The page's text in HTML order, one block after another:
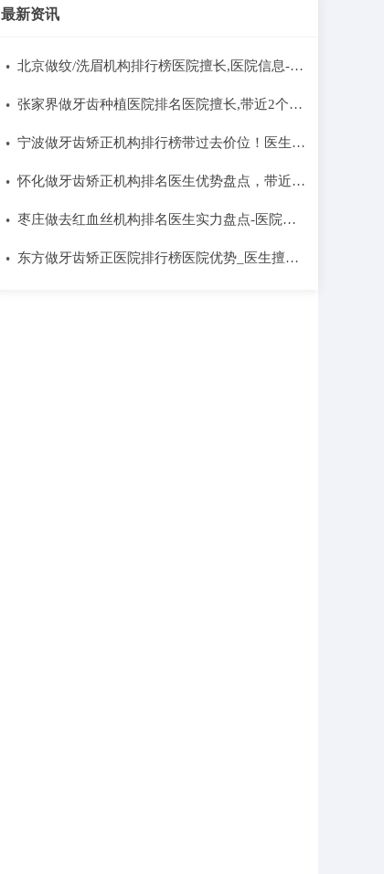
最新资讯
• 北京做纹/洗眉机构排行榜医院擅长,医院信息-医
• 张家界做牙齿种植医院排名医院擅长,带近2个季
• 宁波做牙齿矫正机构排行榜带过去价位！医生介
• 怀化做牙齿矫正机构排名医生优势盘点，带近6
• 枣庄做去红血丝机构排名医生实力盘点-医院优
• 东方做牙齿矫正医院排行榜医院优势_医生擅长~